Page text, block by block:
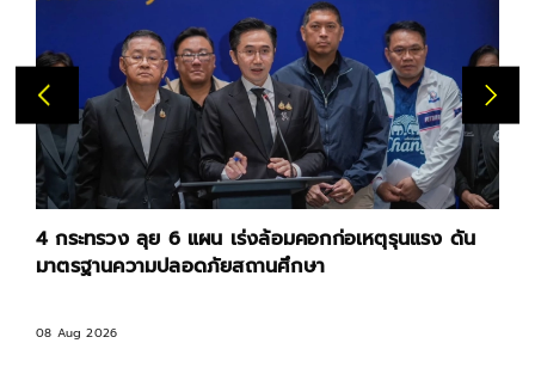
4 กระทรวง ลุย 6 แผน เร่งล้อมคอกก่อเหตุรุนแรง ดัน
มาตรฐานความปลอดภัยสถานศึกษา
08 Aug 2026